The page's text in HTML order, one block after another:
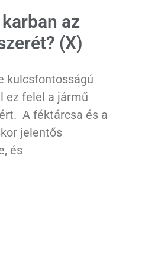
az
(X)
kulcsfontosságú
ez felel a jármű
A féktárcsa és a
jelentős
és